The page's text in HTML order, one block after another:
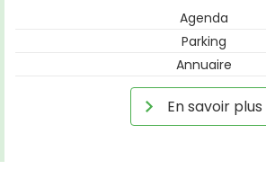
Agenda
Parking
Annuaire
En savoir plus